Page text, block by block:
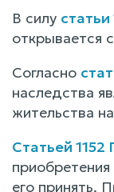
В силу
открывается
Согласно
наследства
жительства
Статьей 1152
его принять.